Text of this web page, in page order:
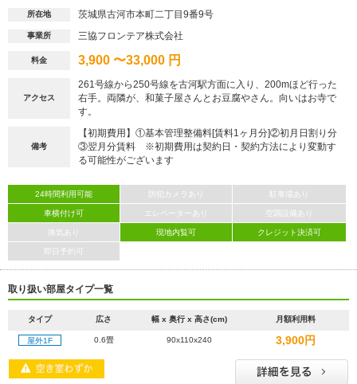
所在地 茨城県古河市本町二丁目9番9号
事業所 三協フロンテア株式会社
料金 3,900 〜33,000 円
アクセス
261号線から250号線を古河駅方面に入り、200mほど行った
右手。両隣が、和菓子屋さんとお豆腐やさん。向いはお寺で
す。
備考
【初期費用】①基本管理整備料[賃料1ヶ月分]②初月日割り分
③翌月分賃料 ※初期費用は契約日・契約方法により変動す
る可能性がございます
24時間利用可能 防犯カメラあり 駐車場あり
車横付け可 エレベーターあり 空調設備あり
換気あり 現地内覧可 クレジット決済可
即日予約可
取り扱い部屋タイプ一覧
タイプ 広さ 幅 x 奥行 x 高さ(cm) 月額利用料
屋外1F 0.6畳 90x110x240 3,900円